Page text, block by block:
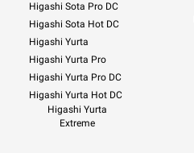
Higashi Sota Pro DC
Higashi Sota Hot DC
Higashi Yurta
Higashi Yurta Pro
Higashi Yurta Pro DC
Higashi Yurta Hot DC
Higashi Yurta
Extreme